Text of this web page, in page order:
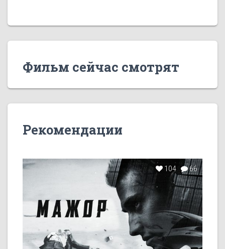
Фильм сейчас смотрят
Рекомендации
104 66